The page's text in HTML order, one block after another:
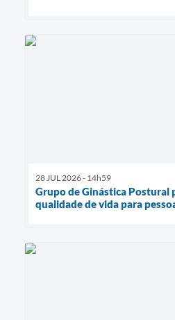
28 JUL 2026 - 14h59
Grupo de Ginástica Postural
qualidade de vida para